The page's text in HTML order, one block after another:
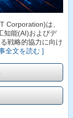
Corporation)は、
知能(AI)およびデ
戦略的協力に向け
全文を読む ]